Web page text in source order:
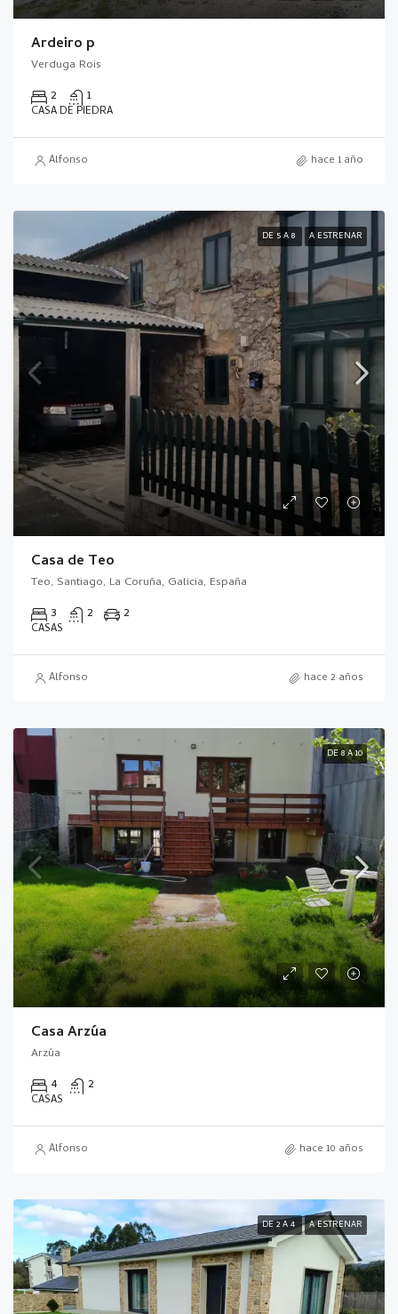
Ardeiro p
Verduga Rois
2 1
CASA DE PIEDRA
Alfonso hace 1 año
DE 5 A 8 A ESTRENAR
Casa de Teo
Teo, Santiago, La Coruña, Galicia, España
3 2 2
CASAS
Alfonso hace 2 años
DE 8 A 10
Casa Arzúa
Arzúa
4 2
CASAS
Alfonso hace 10 años
DE 2 A 4 A ESTRENAR